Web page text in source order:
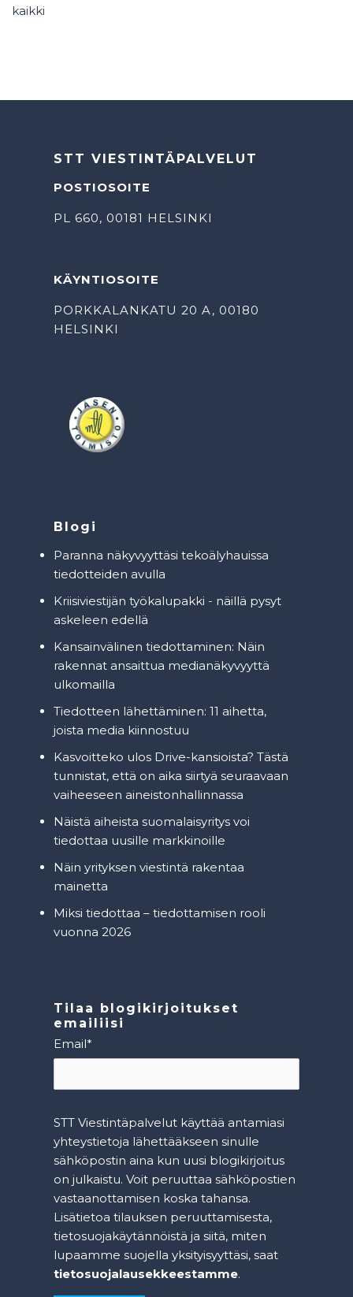
kaikki
STT VIESTINTÄPALVELUT
POSTIOSOITE
PL 660, 00181 HELSINKI
KÄYNTIOSOITE
PORKKALANKATU 20 A, 00180
HELSINKI
Blogi
Paranna näkyvyyttäsi tekoälyhauissa
tiedotteiden avulla
Kriisiviestijän työkalupakki - näillä pysyt
askeleen edellä
Kansainvälinen tiedottaminen: Näin
rakennat ansaittua medianäkyvyyttä
ulkomailla
Tiedotteen lähettäminen: 11 aihetta,
joista media kiinnostuu
Kasvoitteko ulos Drive-kansioista? Tästä
tunnistat, että on aika siirtyä seuraavaan
vaiheeseen aineistonhallinnassa
Näistä aiheista suomalaisyritys voi
tiedottaa uusille markkinoille
Näin yrityksen viestintä rakentaa
mainetta
Miksi tiedottaa – tiedottamisen rooli
vuonna 2026
Tilaa blogikirjoitukset
emailiisi
Email*
STT Viestintäpalvelut käyttää antamiasi
yhteystietoja lähettääkseen sinulle
sähköpostin aina kun uusi blogikirjoitus
on julkaistu. Voit peruuttaa sähköpostien
vastaanottamisen koska tahansa.
Lisätietoa tilauksen peruuttamisesta,
tietosuojakäytännöistä ja siitä, miten
lupaamme suojella yksityisyyttäsi, saat
tietosuojalausekkeestamme.